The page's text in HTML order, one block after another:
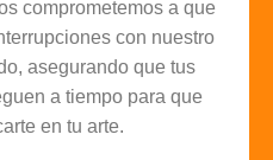
comprometemos a que
con nuestro
asegurando que tus
a tiempo para que
en tu arte.